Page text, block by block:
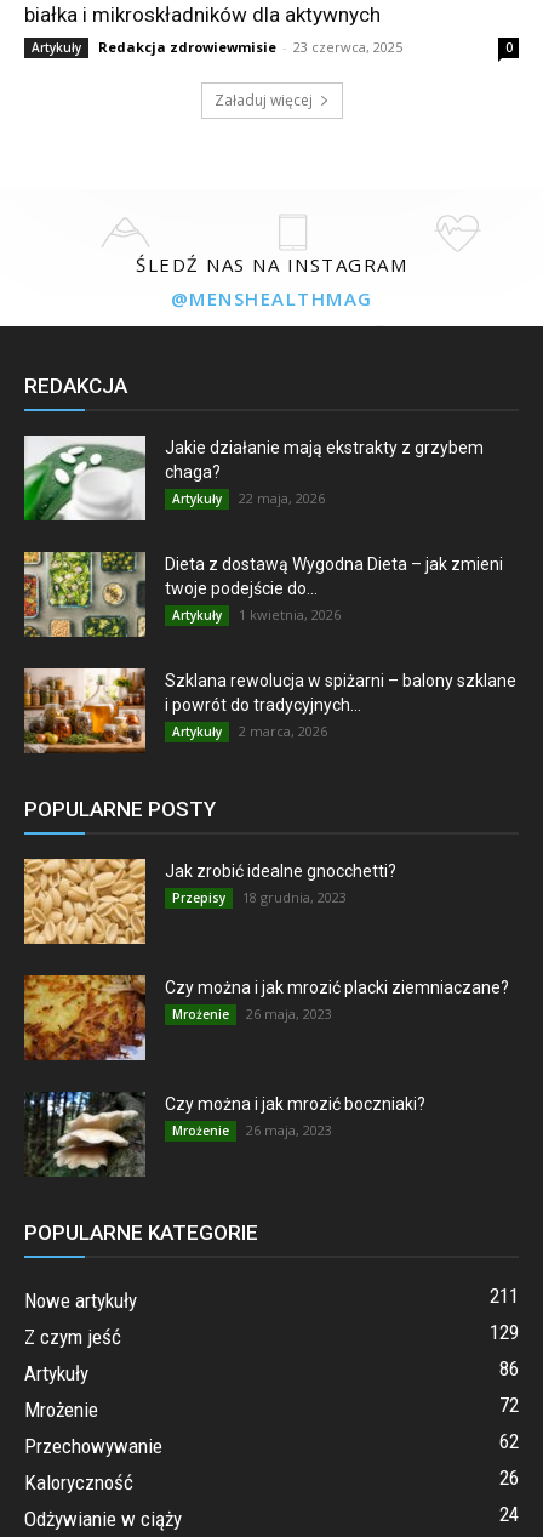
białka i mikroskładników dla aktywnych
Artykuły Redakcja zdrowiewmisie - 23 czerwca, 2025 0
Załaduj więcej
ŚLEDŹ NAS NA INSTAGRAM
@MENSHEALTHMAG
REDAKCJA
Jakie działanie mają ekstrakty z grzybem
chaga?
Artykuły 22 maja, 2026
Dieta z dostawą Wygodna Dieta – jak zmieni
twoje podejście do...
Artykuły 1 kwietnia, 2026
Szklana rewolucja w spiżarni – balony szklane
i powrót do tradycyjnych...
Artykuły 2 marca, 2026
POPULARNE POSTY
Jak zrobić idealne gnocchetti?
Przepisy 18 grudnia, 2023
Czy można i jak mrozić placki ziemniaczane?
Mrożenie 26 maja, 2023
Czy można i jak mrozić boczniaki?
Mrożenie 26 maja, 2023
POPULARNE KATEGORIE
Nowe artykuły
211
Z czym jeść
129
Artykuły
86
Mrożenie
72
Przechowywanie
62
Kaloryczność
26
Odżywianie w ciąży
24